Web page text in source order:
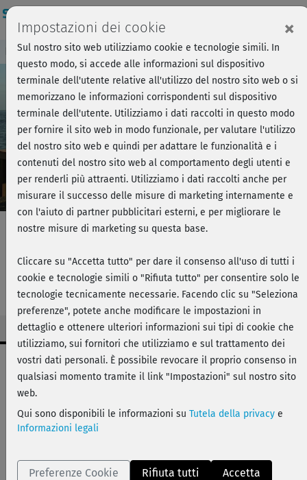
Play
Video
Breve anteprima - Forza, si parte! Accedi
Pilates per la schiena - Iniziazione
& Esercizi in posizione supina
Dati workout
facile
56 kcal
asciugamano arrotolato, tappetino
Impostazioni dei cookie ×
Sul nostro sito web utilizziamo cookie e tecnologie simili. In
questo modo, si accede alle informazioni sul dispositivo
terminale dell'utente relative all'utilizzo del nostro sito web o si
memorizzano le informazioni corrispondenti sul dispositivo
terminale dell'utente. Utilizziamo i dati raccolti in questo modo
per fornire il sito web in modo funzionale, per valutare l'utilizzo
del nostro sito web e quindi per adattare le funzionalità e i
contenuti del nostro sito web al comportamento degli utenti e
per renderli più attraenti. Utilizziamo i dati raccolti anche per
misurare il successo delle misure di marketing internamente e
con l'aiuto di partner pubblicitari esterni, e per migliorare le
nostre misure di marketing su questa base.
Cliccare su "Accetta tutto" per dare il consenso all'uso di tutti i
cookie e tecnologie simili o "Rifiuta tutto" per consentire solo le
tecnologie tecnicamente necessarie. Facendo clic su "Seleziona
preferenze", potete anche modificare le impostazioni in
dettaglio e ottenere ulteriori informazioni sui tipi di cookie che
utilizziamo, sui fornitori che utilizziamo e sul trattamento dei
vostri dati personali. È possibile revocare il proprio consenso in
qualsiasi momento tramite il link "Impostazioni" sul nostro sito
web.
Qui sono disponibili le informazioni su Tutela della privacy e
Informazioni legali
Preferenze Cookie Rifiuta tutti Accetta